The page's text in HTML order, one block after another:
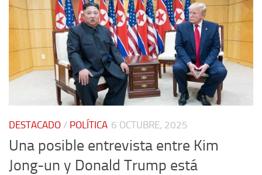
DESTACADO / POLÍTICA 6 OCTUBRE, 2025
Una posible entrevista entre Kim
Jong-un y Donald Trump está